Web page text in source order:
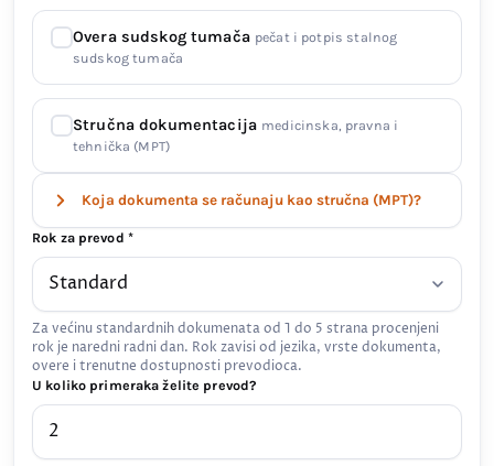
Overa sudskog tumača pečat i potpis stalnog
sudskog tumača
Stručna dokumentacija medicinska, pravna i
tehnička (MPT)
Koja dokumenta se računaju kao stručna (MPT)?
Rok za prevod *
Za većinu standardnih dokumenata od 1 do 5 strana procenjeni
rok je naredni radni dan. Rok zavisi od jezika, vrste dokumenta,
overe i trenutne dostupnosti prevodioca.
U koliko primeraka želite prevod?